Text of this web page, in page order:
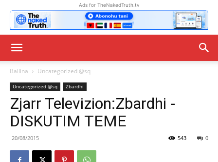
Ads for TheNakedTruth.tv
Ballina Uncategorized @sq
Uncategorized @sq Zbardhi
Zjarr Televizion:Zbardhi -
DISKUTIM TEME
20/08/2015 0
543